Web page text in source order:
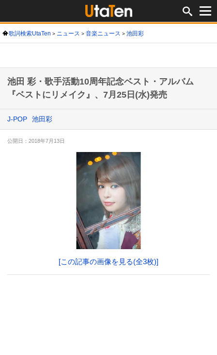
歌詞検索UtaTen ニュース 音楽ニュース 池田彩
池田 彩・歌手活動10周年記念ベスト・アルバム
『ベストにリメイク』、7月25日(水)発売
J-POP 池田彩
公開日：2018年7月13日
[この記事の画像を見る(全3枚)]